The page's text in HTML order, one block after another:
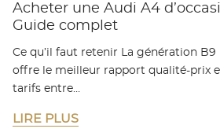
Acheter une Audi A4
Guide complet
Ce qu’il faut retenir La génération B9
offre le meilleur rapport qualité-prix
tarifs entre…
LIRE PLUS